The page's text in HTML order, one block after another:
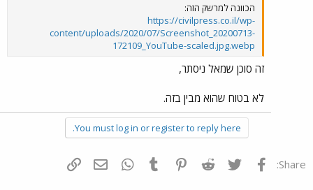
הכוונה למרשק הזה:
https://civilpress.co.il/wp-
content/uploads/2020/07/Screenshot_20200713-
172109_YouTube-scaled.jpg.webp
זה סוכן שמאל ניסתר,
לא בטוח שהוא מבין בזה.
You must log in or register to reply here.
Share: פייסבוק Twitter
Reddit
Pinterest
Tumblr
WhatsAppדואר אלקטרוני